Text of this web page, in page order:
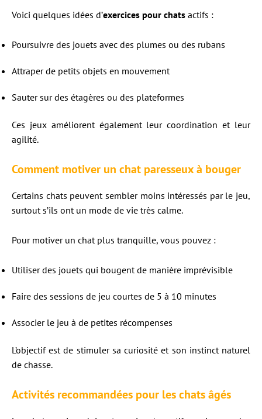
Voici quelques idées d’exercices pour chats actifs :
Poursuivre des jouets avec des plumes ou des rubans
Attraper de petits objets en mouvement
Sauter sur des étagères ou des plateformes
Ces jeux améliorent également leur coordination et leur
agilité.
Comment motiver un chat paresseux à bouger
Certains chats peuvent sembler moins intéressés par le jeu,
surtout s’ils ont un mode de vie très calme.
Pour motiver un chat plus tranquille, vous pouvez :
Utiliser des jouets qui bougent de manière imprévisible
Faire des sessions de jeu courtes de 5 à 10 minutes
Associer le jeu à de petites récompenses
L’objectif est de stimuler sa curiosité et son instinct naturel
de chasse.
Activités recommandées pour les chats âgés